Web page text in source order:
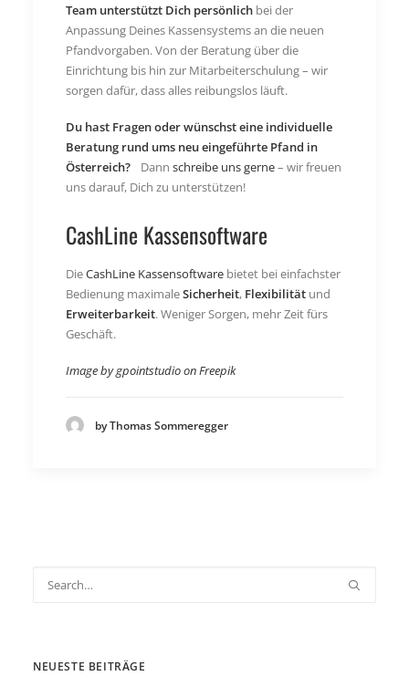
Team unterstützt Dich persönlich bei der
Anpassung Deines Kassensystems an die neuen
Pfandvorgaben. Von der Beratung über die
Einrichtung bis hin zur Mitarbeiterschulung – wir
sorgen dafür, dass alles reibungslos läuft.
Du hast Fragen oder wünschst eine individuelle
Beratung rund ums neu eingeführte Pfand in
Österreich? Dann schreibe uns gerne– wir freuen
uns darauf, Dich zu unterstützen!
CashLine Kassensoftware
DieCashLine Kassensoftware bietet bei einfachster
Bedienung maximaleSicherheit, Flexibilität und
Erweiterbarkeit. Weniger Sorgen, mehr Zeit fürs
Geschäft.
Image by gpointstudio on Freepik
by Thomas Sommeregger
NEUESTE BEITRÄGE